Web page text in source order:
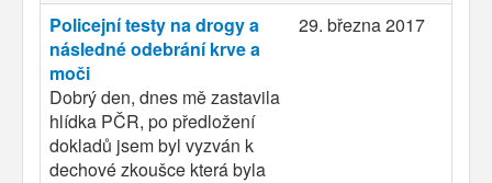
Policejní testy na drogy a
následné odebrání krve a
moči
Dobrý den, dnes mě zastavila
hlídka PČR, po předložení
dokladů jsem byl vyzván k
dechové zkoušce která byla
29. března 2017